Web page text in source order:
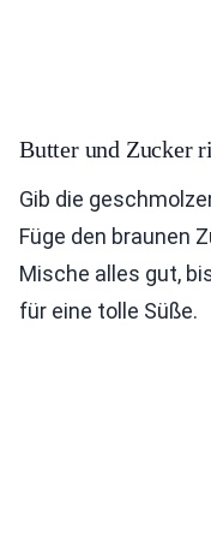
Butter und Zucker
Gib die
Füge den braunen
Mische alles gut,
für eine tolle Süße.